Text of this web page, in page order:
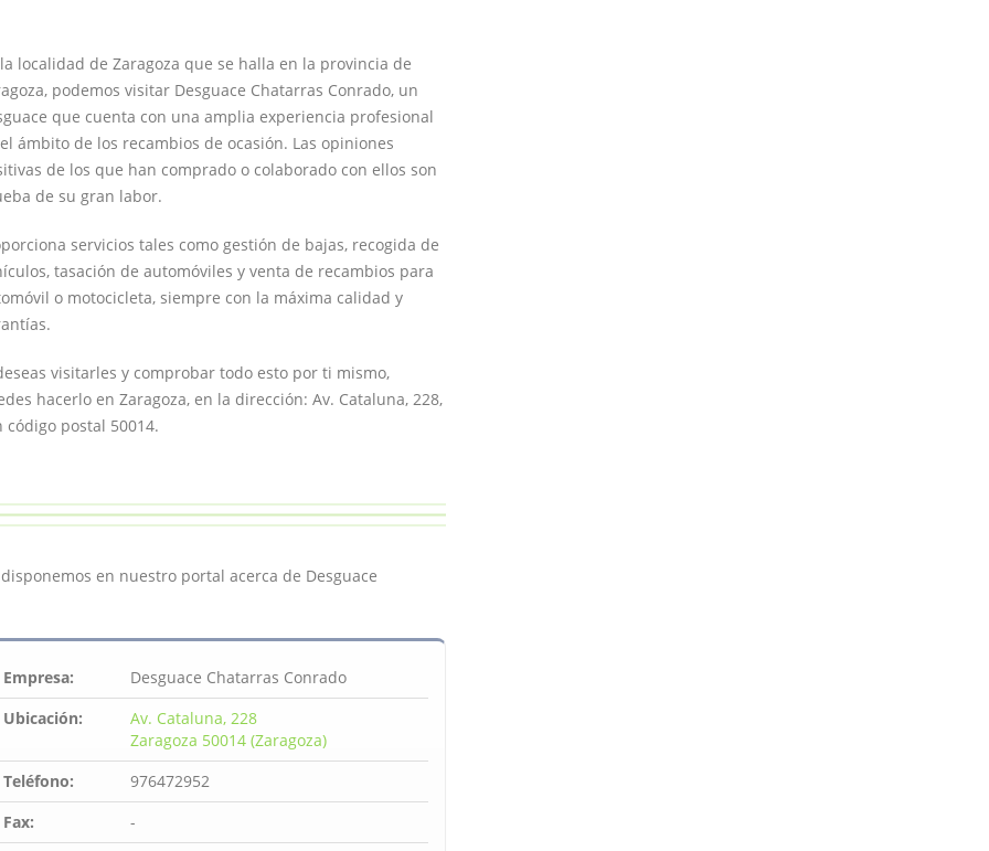
localidad de Zaragoza que se halla en la provincia de
podemos visitar Desguace Chatarras Conrado, un
que cuenta con una amplia experiencia profesional
ámbito de los recambios de ocasión. Las opiniones
de los que han comprado o colaborado con ellos son
de su gran labor.
servicios tales como gestión de bajas, recogida de
tasación de automóviles y venta de recambios para
o motocicleta, siempre con la máxima calidad y
visitarles y comprobar todo esto por ti mismo,
hacerlo en Zaragoza, en la dirección: Av. Cataluna, 228,
código postal 50014.
en nuestro portal acerca de Desguace
Empresa:
Desguace Chatarras Conrado
Ubicación:
Av. Cataluna, 228
Zaragoza 50014 (Zaragoza)
Teléfono:
976472952
Fax:
-